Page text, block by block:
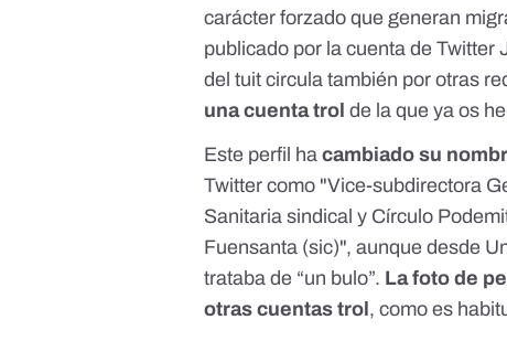
carácter forzado que generan
publicado por la cuenta de Twitter
del tuitcircula también por otras
una cuenta trol de la que ya os
Este perfil hacambiado su
Twitter como "Vice-subdirectora
Sanitaria sindical y Círculo
Fuensanta (sic)", aunquedesde
trataba de “un bulo”. La foto de
otras cuentas trol , comoes